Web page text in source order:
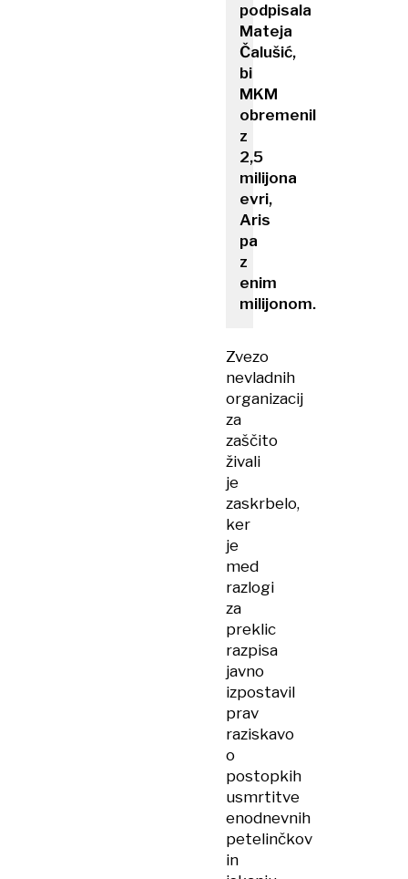
podpisala
Mateja
Čalušić,
bi
MKM
obremenil
z
2,5
milijona
evri,
Aris
pa
z
enim
milijonom.
Zvezo
nevladnih
organizacij
za
zaščito
živali
je
zaskrbelo,
ker
je
med
razlogi
za
preklic
razpisa
javno
izpostavil
prav
raziskavo
o
postopkih
usmrtitve
enodnevnih
petelinčkov
in